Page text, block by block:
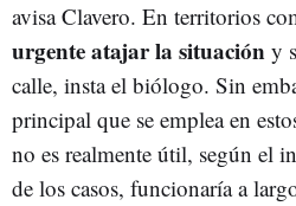
avisa Clavero. En territorios
urgente atajar la situación y
calle, insta el biólogo. Sin
principal que se emplea en
no es realmente útil, según el
de los casos, funcionaría a